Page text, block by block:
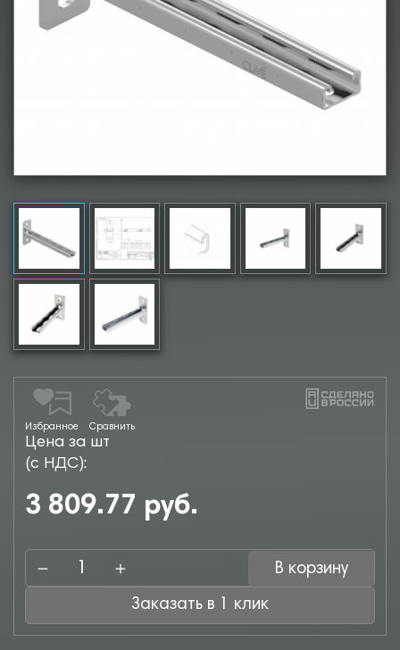
Избранное Сравнить
Цена за шт
(с НДС):
3 809.77 руб.
В корзину
Заказать в 1 клик